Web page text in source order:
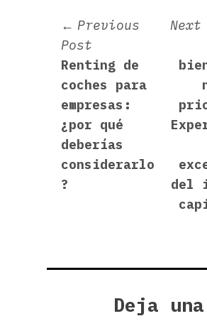
Navegación
de
entradas
Previous
Post
post:
Renting de
coches para
empresas:
¿por qué
deberías
considerarlo
?
Next
del
Deja una